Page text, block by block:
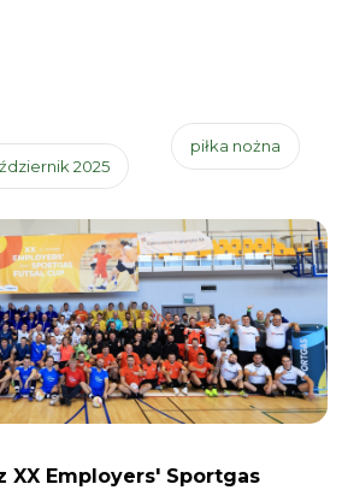
2025
piłka nożna
XX Employers' Sportgas